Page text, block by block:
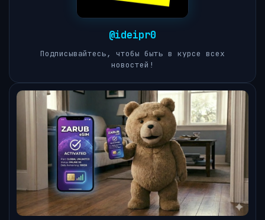
@ideipr0
Подписывайтесь, чтобы быть в курсе всех
новостей!